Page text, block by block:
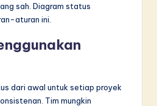
sah. Diagram status
aturan ini.
dari awal untuk setiap proyek
Tim mungkin